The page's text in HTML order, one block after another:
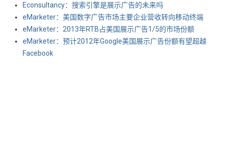
Econsultancy：搜索引擎是展示广告的未来吗
eMarketer：美国数字广告市场主要企业营收转向移动终端
eMarketer：2013年RTB占美国展示广告1/5的市场份额
eMarketer：预计2012年Google美国展示广告份额有望超越
Facebook